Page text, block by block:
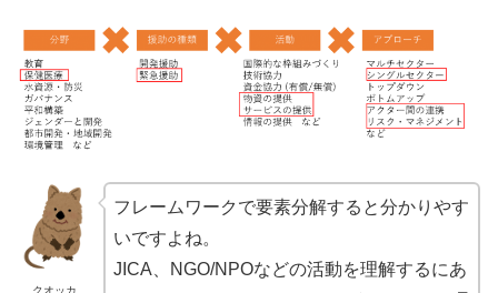
クオッカ
フレームワークで要素分解すると分かりやす
いですよね。
JICA、NGO/NPOなどの活動を理解するにあ